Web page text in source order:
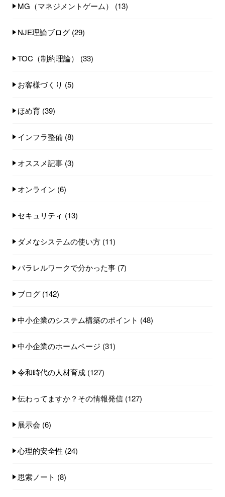
MG（マネジメントゲーム） (13)
NJE理論ブログ (29)
TOC（制約理論） (33)
お客様づくり (5)
ほめ育 (39)
インフラ整備 (8)
オススメ記事 (3)
オンライン (6)
セキュリティ (13)
ダメなシステムの使い方 (11)
パラレルワークで分かった事 (7)
ブログ (142)
中小企業のシステム構築のポイント (48)
中小企業のホームページ (31)
令和時代の人材育成 (127)
伝わってますか？その情報発信 (127)
展示会 (6)
心理的安全性 (24)
思索ノート (8)